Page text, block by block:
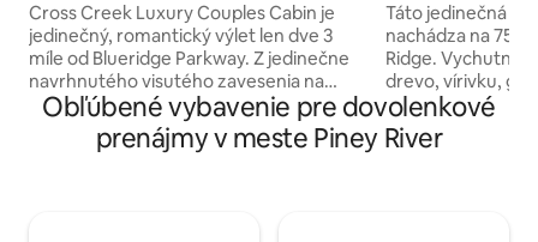
Cross Creek Luxury Couples Cabin je
jedinečný, romantický výlet len dve 3
míle od Blueridge Parkway. Z jedinečne
navrhnutého visutého zavesenia na
vrchole potoka, osvetlenej promenády
cez lesy, ktorá vedie k chate medzi
stromami, ktorá mu dáva skutočný pocit
Táto jedinečná a
nachádza na 75
Ridge.
drevo, vírivku, gril
rýchly a
potrebujete
budete preč. Má práčku a sušičku, plne
Obľúbené vybavenie pre dovolenkové
prenájmy v meste Piney River